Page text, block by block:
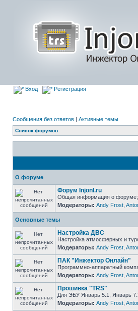
Вход Регистрация
Сообщения без ответов | Активные темы
Список форумов
О форуме
Форум Injonl.ru
Общая информация о форуме;
Модераторы: Andy Frost
Основные темы
Настройка ДВС
Настройка атмосферных и
Модераторы: Andy Frost
ПАК "Инжектор Онлайн"
Программно-аппаратный
Модераторы: Andy Frost
Прошивка "TRS"
Для ЭБУ Январь 5.1, Январь
Модераторы: Andy Frost